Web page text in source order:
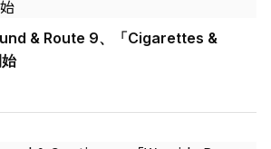
& Route 9、「Cigarettes &